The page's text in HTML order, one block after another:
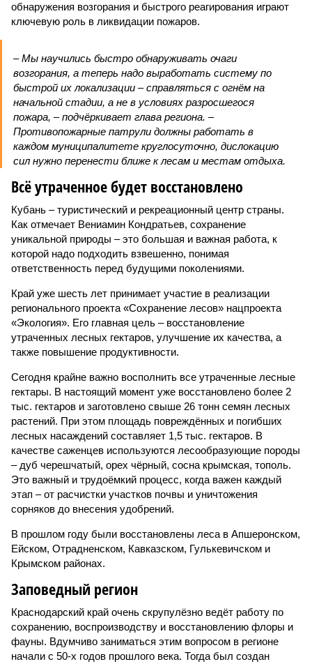
обнаружения возгорания и быстрого реагирования играют
ключевую роль в ликвидации пожаров.
– Мы научились быстро обнаруживать очаги
возгорания, а теперь надо выработать систему по
быстрой их локализации – справляться с огнём на
начальной стадии, а не в условиях разросшегося
пожара, – подчёркивает глава региона. –
Противопожарные патрули должны работать в
каждом муниципалитете круглосуточно, дислокацию
сил нужно перенести ближе к лесам и местам отдыха.
Всё утраченное будет восстановлено
Кубань – туристический и рекреационный центр страны.
Как отмечает Вениамин Кондратьев, сохранение
уникальной природы – это большая и важная работа, к
которой надо подходить взвешенно, понимая
ответственность перед будущими поколениями.
Край уже шесть лет принимает участие в реализации
регионального проекта «Сохранение лесов» нацпроекта
«Экология». Его главная цель – восстановление
утраченных лесных гектаров, улучшение их качества, а
также повышение продуктивности.
Сегодня крайне важно восполнить все утраченные лесные
гектары. В настоящий момент уже восстановлено более 2
тыс. гектаров и заготовлено свыше 26 тонн семян лесных
растений. При этом площадь повреждённых и погибших
лесных насаждений составляет 1,5 тыс. гектаров. В
качестве саженцев используются лесообразующие породы
– дуб черешчатый, орех чёрный, сосна крымская, тополь.
Это важный и трудоёмкий процесс, когда важен каждый
этап – от расчистки участков почвы и уничтожения
сорняков до внесения удобрений.
В прошлом году были восстановлены леса в Апшеронском,
Ейском, Отрадненском, Кавказском, Гулькевичском и
Крымском районах.
Заповедный регион
Краснодарский край очень скрупулёзно ведёт работу по
сохранению, воспроизводству и восстановлению флоры и
фауны. Вдумчиво заниматься этим вопросом в регионе
начали с 50-х годов прошлого века. Тогда был создан